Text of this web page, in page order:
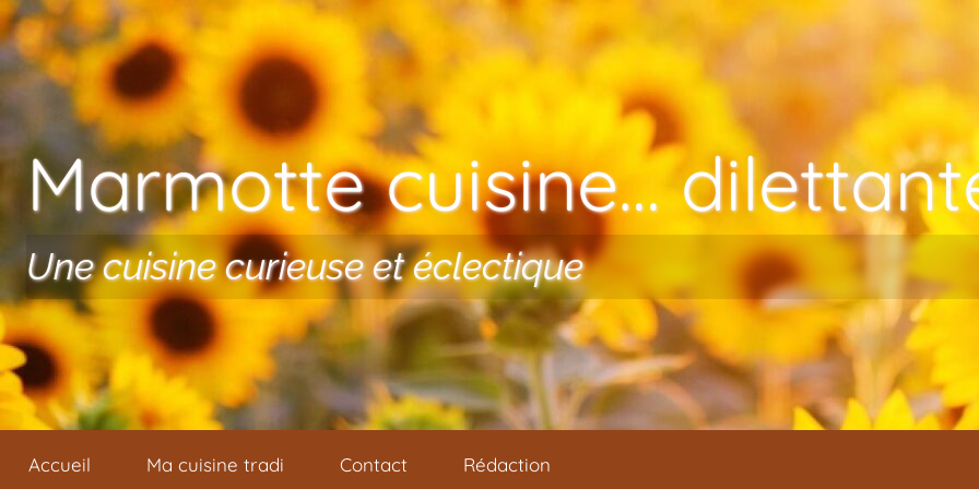
Aller au contenu
Marmotte cuisine…
Une cuisine curieuse et éclectique
Accueil Ma cuisine tradi Contact Rédaction